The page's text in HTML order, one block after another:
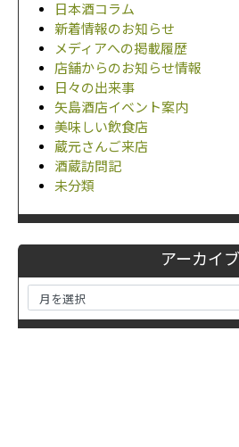
日本酒コラム
新着情報のお知らせ
メディアへの掲載履歴
店舗からのお知らせ情報
日々の出来事
矢島酒店イベント案内
美味しい飲食店
蔵元さんご来店
酒蔵訪問記
未分類
アーカイブ